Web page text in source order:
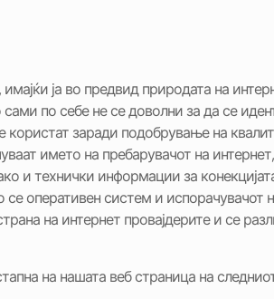
ја во предвид природата на
по себе не се доволни за да се
користат заради подобрување на
името на пребарувачот на
и технички информации за
се оперативен систем и испорачувачот
на интернет провајдерите и се
на нашата веб страница на